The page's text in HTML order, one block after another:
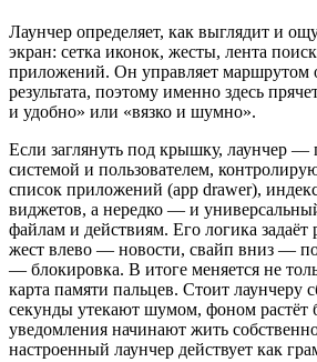
Лаунчер определяет, как выглядит и
экран: сетка иконок, жесты, лента
приложений. Он управляет маршрутом
результата, поэтому именно здесь
и удобно» или «вязко и шумно».
Если заглянуть под крышку, лаунчер —
системой и пользователем,
список приложений (app drawer),
виджетов, а нередко — и
файлам и действиям. Его логика
жест влево — новости, свайп вниз —
— блокировка. В итоге меняется не
карта памяти пальцев. Стоит лаунчеру
секунды утекают шумом, фоном растёт
уведомления начинают жить
настроенный лаунчер действует как